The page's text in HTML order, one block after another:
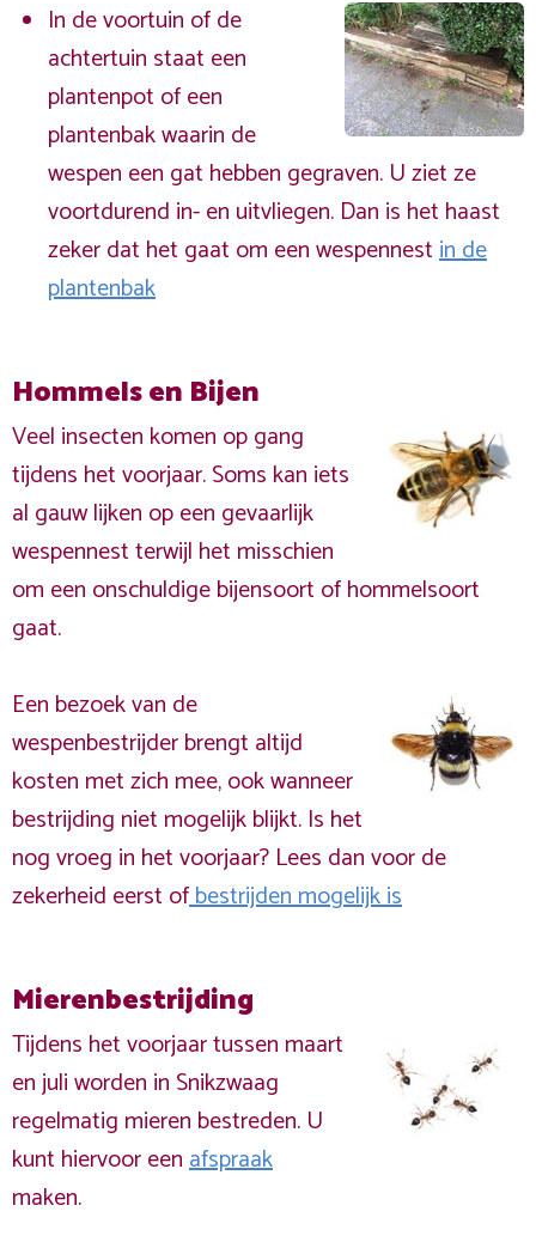
In de voortuin of de
achtertuin staat een
plantenpot of een
plantenbak waarin de
wespen een gat hebben gegraven. U ziet ze
voortdurend in- en uitvliegen. Dan is het haast
zeker dat het gaat om een wespennestin de
plantenbak
Hommels en Bijen
Veel insecten komen op gang
tijdens het voorjaar. Soms kan iets
al gauw lijken op een gevaarlijk
wespennest terwijl het misschien
om een onschuldige bijensoort of hommelsoort
gaat.
Een bezoek van de
wespenbestrijder brengt altijd
kosten met zich mee, ook wanneer
bestrijding niet mogelijk blijkt. Is het
nog vroeg in het voorjaar? Lees dan voor de
zekerheid eerst ofbestrijden mogelijk is
Mierenbestrijding
Tijdens het voorjaar tussen maart
en juli worden in Snikzwaag
regelmatig mieren bestreden. U
kunt hiervoor eenafspraak
maken.